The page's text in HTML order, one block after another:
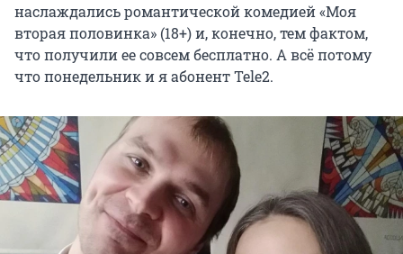
наслаждались романтической комедией «Моя
вторая половинка» (18+) и, конечно, тем фактом,
что получили ее совсем бесплатно. А всё потому
что понедельник и я абонент Tele2.